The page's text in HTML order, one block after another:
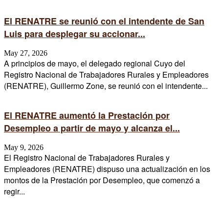
El RENATRE se reunió con el intendente de San
Luis para desplegar su accionar...
May 27, 2026
A principios de mayo, el delegado regional Cuyo del
Registro Nacional de Trabajadores Rurales y Empleadores
(RENATRE), Guillermo Zone, se reunió con el intendente...
El RENATRE aumentó la Prestación por
Desempleo a partir de mayo y alcanza el...
May 9, 2026
El Registro Nacional de Trabajadores Rurales y
Empleadores (RENATRE) dispuso una actualización en los
montos de la Prestación por Desempleo, que comenzó a
regir...